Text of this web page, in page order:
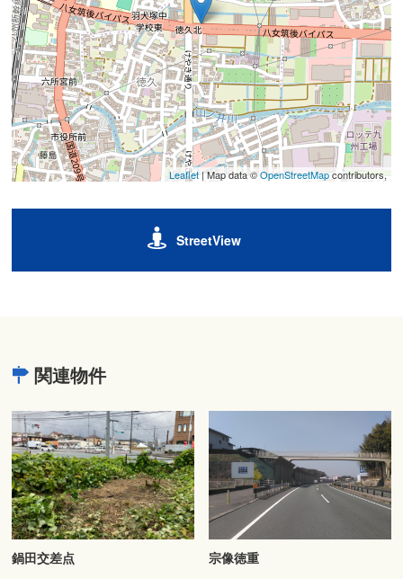
Leaflet| Map data ©OpenStreetMapcontributors,
StreetView
関連物件
鍋田交差点 宗像徳重